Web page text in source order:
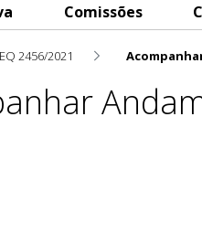
Comissões
2456/2021